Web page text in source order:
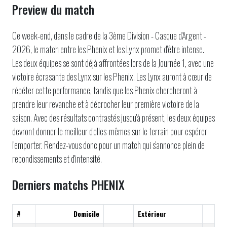
Preview du match
Ce week-end, dans le cadre de la 3ème Division - Casque d'Argent -
2026, le match entre les Phenix et les Lynx promet d'être intense.
Les deux équipes se sont déjà affrontées lors de la Journée 1, avec une
victoire écrasante des Lynx sur les Phenix. Les Lynx auront à cœur de
répéter cette performance, tandis que les Phenix chercheront à
prendre leur revanche et à décrocher leur première victoire de la
saison. Avec des résultats contrastés jusqu'à présent, les deux équipes
devront donner le meilleur d'elles-mêmes sur le terrain pour espérer
l'emporter. Rendez-vous donc pour un match qui s'annonce plein de
rebondissements et d'intensité.
Derniers matchs PHENIX
# Domicile
Extérieur